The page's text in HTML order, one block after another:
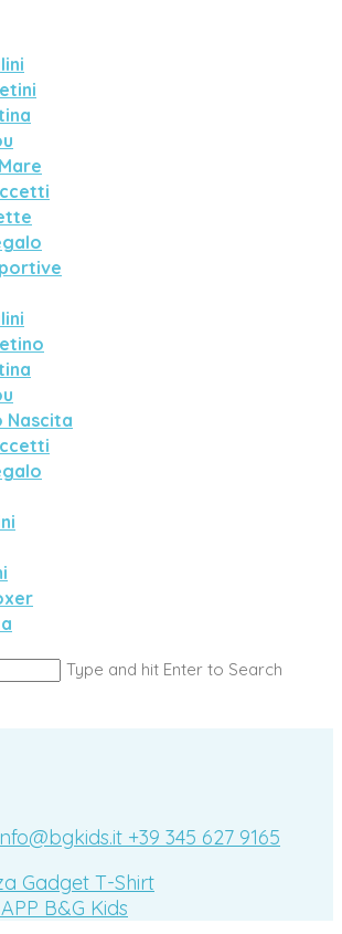
Nascita
Type and hit Enter to Search
+39 345 627 9165
Gadget T-Shirt
B&G Kids